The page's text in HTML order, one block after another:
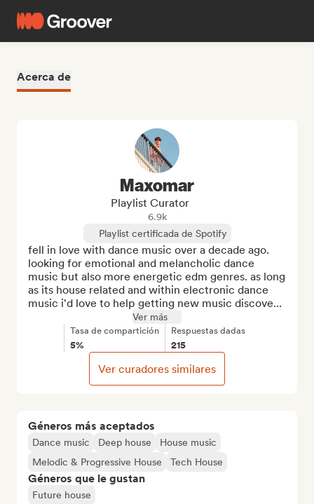
Acerca de
Géneros más aceptados
Dance music Deep house
House music
Melodic & Progressive House
Tech House
Géneros que le gustan
Future house
Maxomar
Playlist Curator
6.9k
Playlist certificada de Spotify
fell in love with dance music over a decade ago.
looking for emotional and melancholic dance
music but also more energetic edm genres. as long
as its house related and within electronic dance
music i'd love to help getting new music discove...
Ver más
Tasa de compartición
5%
Respuestas dadas
215
Ver curadores similares